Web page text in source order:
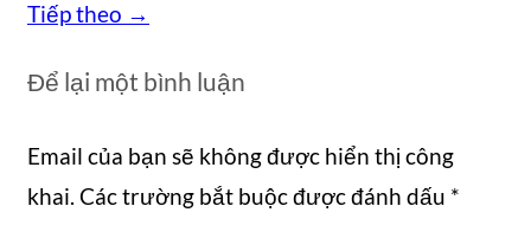
Tiếp theo →
Để lại một bình luận
Email của bạn sẽ không được hiển thị công
khai. Các trường bắt buộc được đánh dấu *